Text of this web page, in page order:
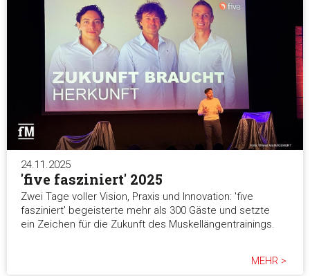
24.11.2025
'five fasziniert' 2025
Zwei Tage voller Vision, Praxis und Innovation: 'five
fasziniert' begeisterte mehr als 300 Gäste und setzte
ein Zeichen für die Zukunft des Muskellängentrainings.
MEHR >